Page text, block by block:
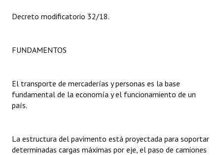
Actas de Sesión
Actas de Audiencias Públicas
NORMATIVA
Declaraciones
Decreto modificatorio 32/18.
FUNDAMENTOS
El transporte de mercaderías y personas es la base
fundamental de la economía y el funcionamiento de un
país.
La estructura del pavimento está proyectada para soportar
determinadas cargas máximas por eje, el paso de camiones